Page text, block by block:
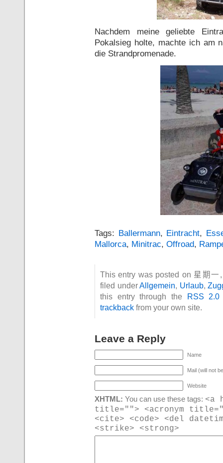
Nachdem meine geliebte
Pokalsieg holte, machte ich am
die Strandpromenade.
Tags: Ballermann, Eintracht,
Mallorca, Minitrac, Offroad,
This entry was posted on 星期
filed underAllgemein, Urlaub,
this entry through the
RSS 2.0
trackback from your own site.
Leave a Reply
Name
Mail (will not
Website
XHTML: You can use these tags: <a
title=""> <acronym
<cite> <code> <del
<strike> <strong>